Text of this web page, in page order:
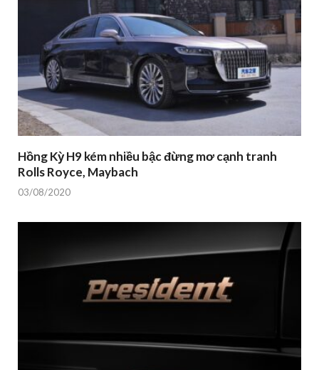
Hồng Kỳ H9 kém nhiều bậc đừng mơ cạnh tranh
Rolls Royce, Maybach
03/08/2020